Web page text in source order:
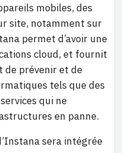
mobiles, des
site, notamment sur
permet d’avoir une
cloud, et fournit
prévenir et de
tels que des
qui ne
en panne.
sera intégrée